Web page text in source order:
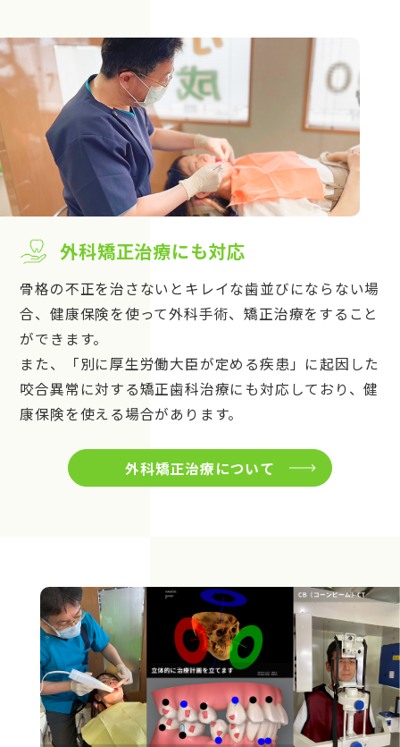
外科矯正治療にも対応
骨格の不正を治さないとキレイな歯並びにならない場
合、健康保険を使って外科手術、矯正治療をすること
ができます。
また、「別に厚生労働大臣が定める疾患」に起因した
咬合異常に対する矯正歯科治療にも対応しており、健
康保険を使える場合があります。
外科矯正治療について